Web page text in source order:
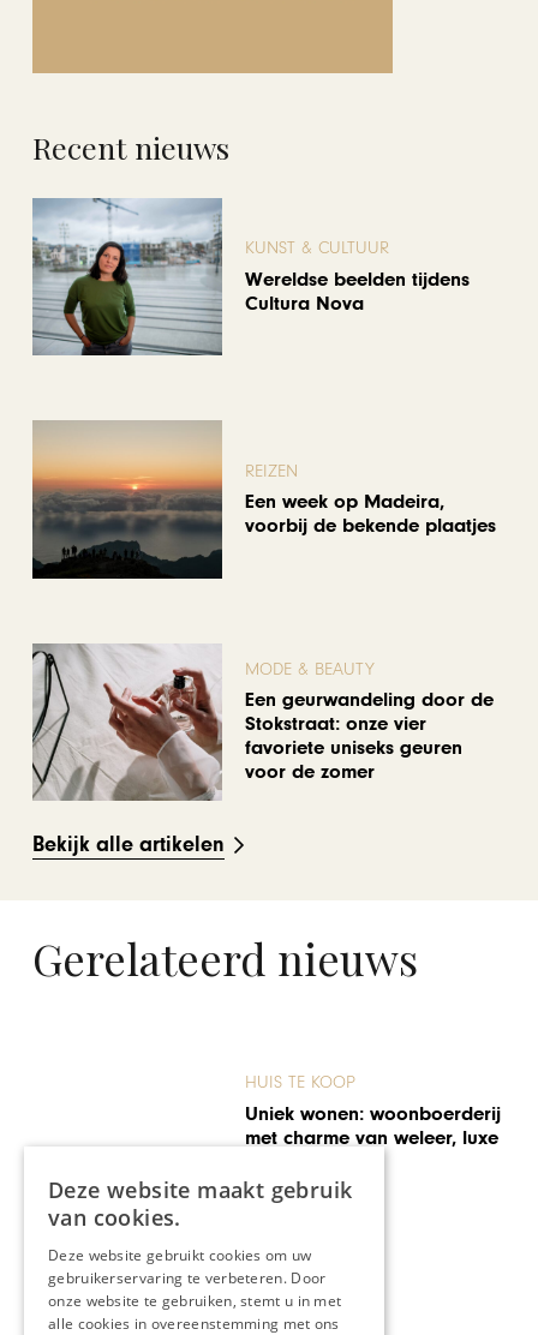
Recent nieuws
KUNST & CULTUUR
Wereldse beelden tijdens
Cultura Nova
REIZEN
Een week op Madeira,
voorbij de bekende plaatjes
MODE & BEAUTY
Een geurwandeling door de
Stokstraat: onze vier
favoriete uniseks geuren
voor de zomer
Bekijk alle artikelen
Gerelateerd nieuws
Fraai gelegen restaurant te
koop
Deze website maakt gebruik
van cookies.
Deze website gebruikt cookies om uw
gebruikerservaring te verbeteren. Door
onze website te gebruiken, stemt u in met
alle cookies in overeenstemming met ons